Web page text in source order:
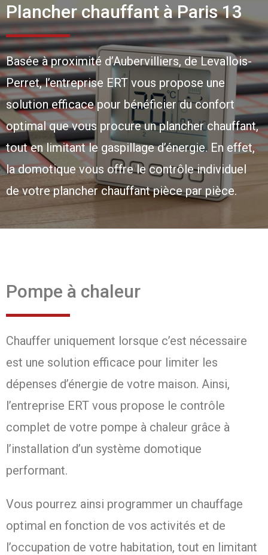
Plancher chauffant à Paris 13
Basée à proximité d’Aubervilliers, de Levallois-
Perret, l’entreprise ERT vous propose une
solution efficace pour bénéficier du confort
optimal que vous procure un plancher chauffant,
tout en limitant le gaspillage d’énergie. En effet,
la domotique vous offre le contrôle individuel
de votre plancher chauffant pièce par pièce.
Pompe à chaleur
Chauffer uniquement lorsque c’est nécessaire
est une solution efficace pour limiter les
dépenses d’énergie de votre maison. Ainsi,
l’entreprise ERT vous propose le contrôle
complet de votre pompe à chaleur grâce à
l’installation d’un système domotique
performant.
Vous pourrez ainsi programmer un chauffage
optimal en fonction de vos activités et de
l’occupation de votre habitation, tout en limitant